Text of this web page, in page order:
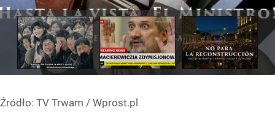
Źródło: TV Trwam / Wprost.pl